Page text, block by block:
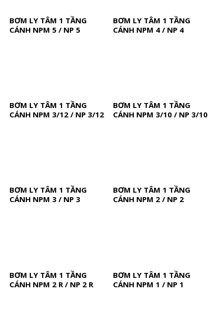
BƠM LY TÂM 1 TẦNG
CÁNH NPM 5 / NP 5
BƠM LY TÂM 1 TẦNG
CÁNH NPM 4 / NP 4
BƠM LY TÂM 1 TẦNG
CÁNH NPM 3/12 / NP 3/12
BƠM LY TÂM 1 TẦNG
CÁNH NPM 3/10 / NP 3/10
BƠM LY TÂM 1 TẦNG
CÁNH NPM 3 / NP 3
BƠM LY TÂM 1 TẦNG
CÁNH NPM 2 / NP 2
BƠM LY TÂM 1 TẦNG
CÁNH NPM 2 R / NP 2 R
BƠM LY TÂM 1 TẦNG
CÁNH NPM 1 / NP 1